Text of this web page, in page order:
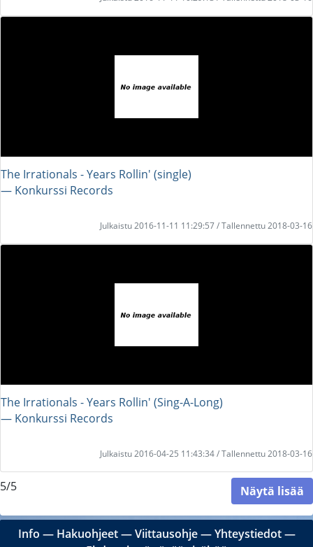
The Irrationals - Years Rollin' (single)
― Konkurssi Records
Julkaistu 2016-11-11 11:29:57 / Tallennettu 2018-03-16
The Irrationals - Years Rollin' (Sing-A-Long)
― Konkurssi Records
Julkaistu 2016-04-25 11:43:34 / Tallennettu 2018-03-16
5/5 Näytä lisää
Info ― Hakuohjeet―Viittausohje―Yhteystiedot―